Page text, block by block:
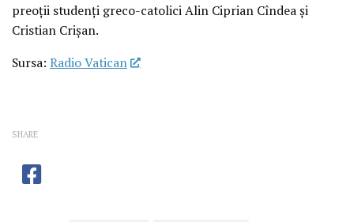
preoţii studenţi greco-catolici Alin Ciprian Cîndea şi
Cristian Crişan.
Sursa: Radio Vatican
SHARE